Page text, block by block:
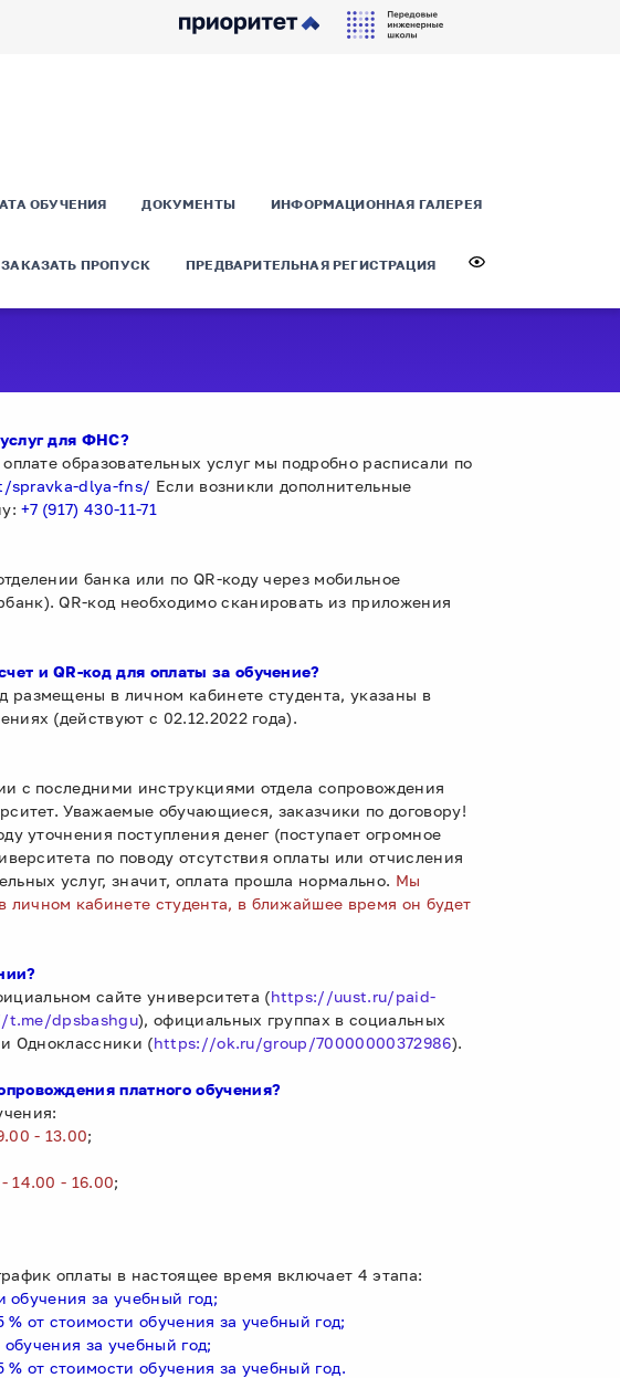
ОБУЧЕНИЯ ДОКУМЕНТЫ ИНФОРМАЦИОННАЯ ГАЛЕРЕЯ
ЗАКАЗАТЬ ПРОПУСК ПРЕДВАРИТЕЛЬНАЯ РЕГИСТРАЦИЯ
для ФНС?
образовательных услуг мы подробно расписали по
dlya-fns/ Если возникли дополнительные
+7 (917) 430-11-71
банка или по QR-коду через мобильное
QR-код необходимо сканировать из приложения
иQR-код для оплаты за обучение?
размещены в личном кабинете студента, указаны в
(действуют с 02.12.2022 года).
с последними инструкциями отдела сопровождения
Уважаемые обучающиеся, заказчики по договору!
уточнения поступления денег (поступает огромное
по поводу отсутствия оплаты или отчисления
услуг, значит, оплата прошла нормально. Мы
кабинете студента, в ближайшее время он будет
сайте университета (https://uust.ru/paid-
dpsbashgu), официальных группах в социальных
Одноклассники (https://ok.ru/group/70000000372986).
платного обучения?
- 13.00;
14.00 - 16.00;
оплаты в настоящее время включает 4 этапа:
обучения за учебный год;
от стоимости обучения за учебный год;
за учебный год;
от стоимости обучения за учебный год.